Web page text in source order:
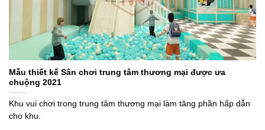
Mẫu thiết kế Sân chơi trung tâm thương mại được ưa
chuộng 2021
Khu vui chơi trong trung tâm thương mại làm tăng phần hấp dẫn
cho khu.